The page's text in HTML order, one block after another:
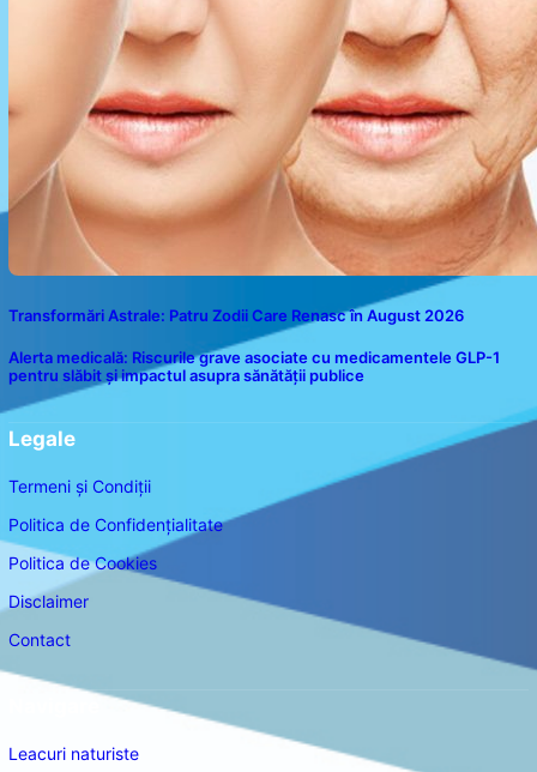
Transformări Astrale: Patru Zodii Care Renasc în August 2026
Alerta medicală: Riscurile grave asociate cu medicamentele GLP-1
pentru slăbit și impactul asupra sănătății publice
Legale
Termeni și Condiții
Politica de Confidențialitate
Politica de Cookies
Disclaimer
Contact
Leacuri naturiste